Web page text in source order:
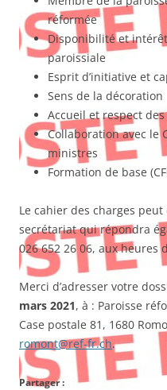
réformée
Disponibilité et
paroissiale
Esprit d’initiative et
Sens de la décoration
Accueil et respect
Collaboration avec le
ministres
Formation de base
Le cahier des charges
secrétariat qui répondra
026 652 26 06, aux heures
Merci d’adresser votre
mars 2021, à : Paroisse
Case postale 81, 1680
romont@ref-fr.ch.
Partager :